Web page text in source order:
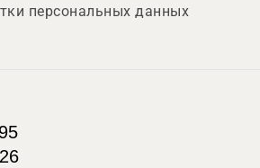
персональных данных